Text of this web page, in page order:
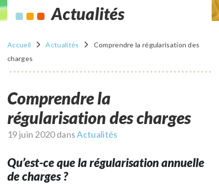
Actualités
Accueil Actualités
Comprendre la régularisation des
charges
Comprendre la
régularisation des charges
Publié
19 juin 2020dansActualités
Qu’est-ce que la régularisation annuelle
de charges ?